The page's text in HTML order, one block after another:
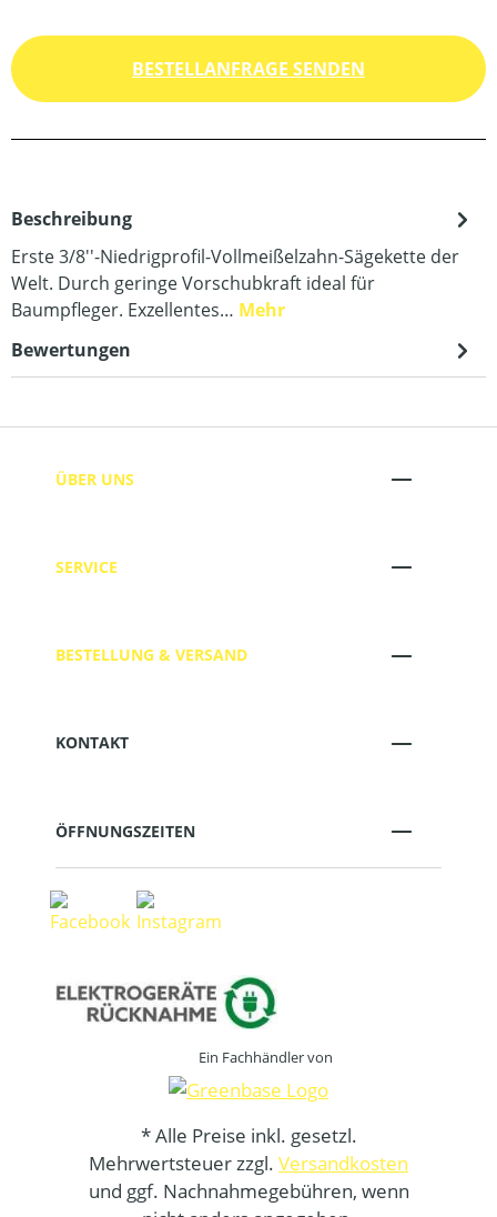
BESTELLANFRAGE SENDEN
Beschreibung
Erste 3/8''-Niedrigprofil-Vollmeißelzahn-Sägekette der
Welt. Durch geringe Vorschubkraft ideal für
Baumpfleger. Exzellentes… Mehr
Bewertungen
ÜBER UNS
SERVICE
BESTELLUNG & VERSAND
KONTAKT
ÖFFNUNGSZEITEN
Ein Fachhändler von
* Alle Preise inkl. gesetzl.
Mehrwertsteuer zzgl. Versandkosten
und ggf. Nachnahmegebühren, wenn